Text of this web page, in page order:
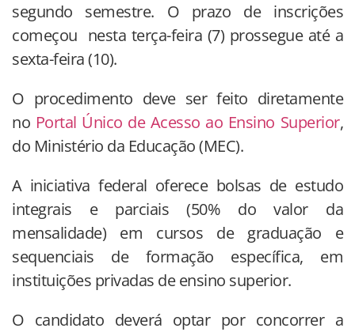
segundo semestre. O prazo de inscrições
começou nesta terça-feira (7) prossegue até a
sexta-feira (10).
O procedimento deve ser feito diretamente
no Portal Único de Acesso ao Ensino Superior,
do Ministério da Educação (MEC).
A iniciativa federal oferece bolsas de estudo
integrais e parciais (50% do valor da
mensalidade) em cursos de graduação e
sequenciais de formação específica, em
instituições privadas de ensino superior.
O candidato deverá optar por concorrer a